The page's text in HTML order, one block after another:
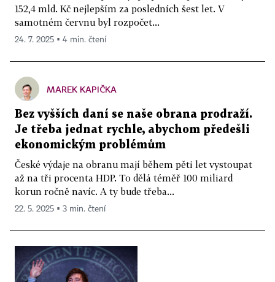
152,4 mld. Kč nejlepším za posledních šest let. V
samotném červnu byl rozpočet...
24. 7. 2025 ▪ 4 min. čtení
MAREK KAPIČKA
Bez vyšších daní se naše obrana prodraží.
Je třeba jednat rychle, abychom předešli
ekonomickým problémům
České výdaje na obranu mají během pěti let vystoupat
až na tři procenta HDP. To dělá téměř 100 miliard
korun ročně navíc. A ty bude třeba...
22. 5. 2025 ▪ 3 min. čtení